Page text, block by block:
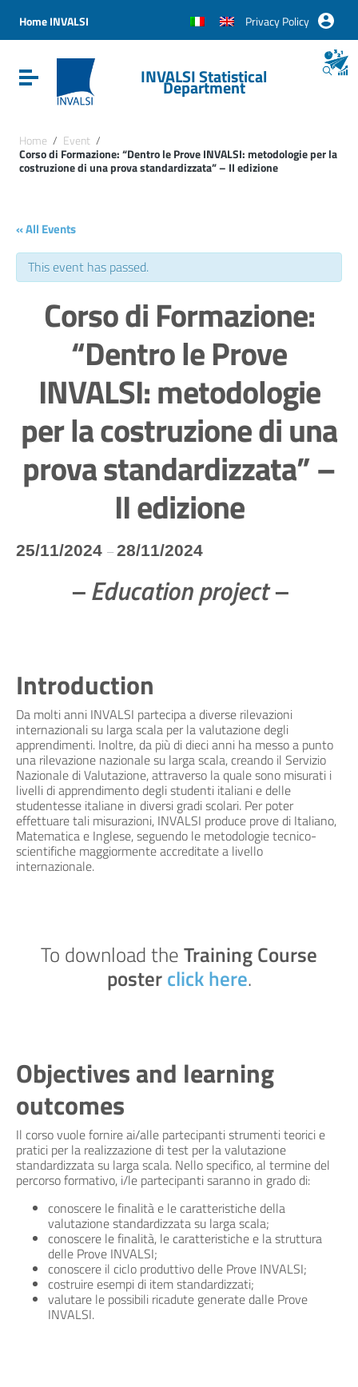
Vai al menu di navigazione
Vai al footer
Home INVALSI Privacy Policy
Attiva / disattiva la navigazioneINVALSI Statistical
Department
Home / Event /
Corso di Formazione: “Dentro le Prove INVALSI: metodologie per la
costruzione di una prova standardizzata” – II edizione
« All Events
This event has passed.
Corso di Formazione:
“Dentro le Prove
INVALSI: metodologie
per la costruzione di una
prova standardizzata” –
II edizione
25/11/2024 – 28/11/2024
– Education project –
Introduction
Da molti anni INVALSI partecipa a diverse rilevazioni
internazionali su larga scala per la valutazione degli
apprendimenti. Inoltre, da più di dieci anni ha messo a punto
una rilevazione nazionale su larga scala, creando il Servizio
Nazionale di Valutazione, attraverso la quale sono misurati i
livelli di apprendimento degli studenti italiani e delle
studentesse italiane in diversi gradi scolari. Per poter
effettuare tali misurazioni, INVALSI produce prove di Italiano,
Matematica e Inglese, seguendo le metodologie tecnico-
scientifiche maggiormente accreditate a livello
internazionale.
To download theTraining Course
posterclick here.
Objectives and learning
outcomes
Il corso vuole fornire ai/alle partecipanti strumenti teorici e
pratici per la realizzazione di test per la valutazione
standardizzata su larga scala. Nello specifico, al termine del
percorso formativo, i/le partecipanti saranno in grado di:
conoscere le finalità e le caratteristiche della
valutazione standardizzata su larga scala;
conoscere le finalità, le caratteristiche e la struttura
delle Prove INVALSI;
conoscere il ciclo produttivo delle Prove INVALSI;
costruire esempi di item standardizzati;
valutare le possibili ricadute generate dalle Prove
INVALSI.